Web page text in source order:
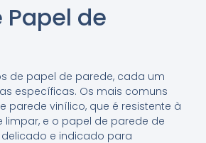
Papel de
de papel de parede, cada um
específicas. Os mais comuns
parede vinílico, que é resistente à
limpar, e o papel de parede de
e indicado para